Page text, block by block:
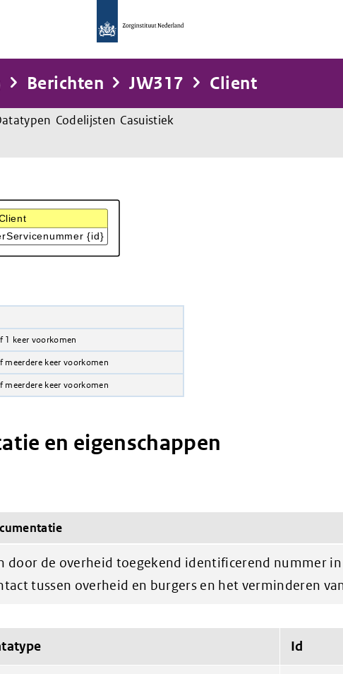
Berichten JW317 Client
Codelijsten Casuistiek
1 keer voorkomen
meerdere keer voorkomen
meerdere keer voorkomen
en eigenschappen
door de overheid toegekend identificerend nummer
tussen overheid en burgers en het verminderen
Id